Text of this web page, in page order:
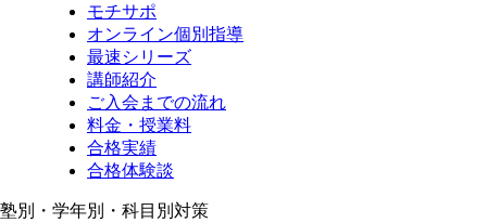
モチサポ
オンライン個別指導
最速シリーズ
講師紹介
ご入会までの流れ
料金・授業料
合格実績
合格体験談
塾別・学年別・科目別対策